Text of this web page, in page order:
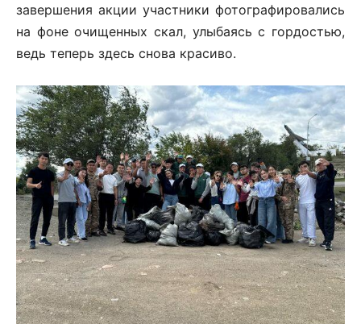
завершения акции участники фотографировались
на фоне очищенных скал, улыбаясь с гордостью,
ведь теперь здесь снова красиво.